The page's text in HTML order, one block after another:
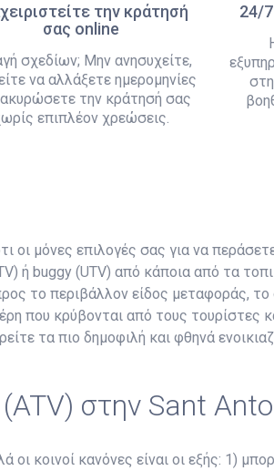
την κράτησή
σας online
σχεδίων; Μην ανησυχείτε,
να αλλάξετε ημερομηνίες
την κράτησή σας
επιπλέον χρεώσεις.
24/
μόνες επιλογές σας για να περάσετε
ή buggy (UTV) από κάποια από τα
το περιβάλλον είδος μεταφοράς,
που κρύβονται από τους τουρίστες
τα πιο δημοφιλή και φθηνά
(ATV) στην Sant
κοινοί κανόνες είναι οι εξής: 1)